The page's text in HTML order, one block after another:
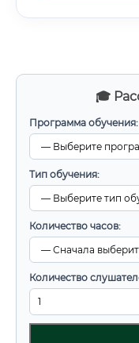
🎓
Программа обучения:
Тип обучения:
Количество часов:
Количество